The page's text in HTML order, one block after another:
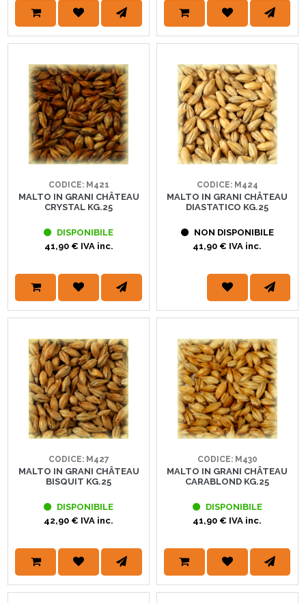
CODICE: M421
MALTO IN GRANI CHÂTEAU
CRYSTAL KG.25
DISPONIBILE
41,90 € IVA inc.
CODICE: M424
MALTO IN GRANI CHÂTEAU
DIASTATICO KG.25
NON DISPONIBILE
41,90 € IVA inc.
CODICE: M427
MALTO IN GRANI CHÂTEAU
BISQUIT KG.25
DISPONIBILE
42,90 € IVA inc.
CODICE: M430
MALTO IN GRANI CHÂTEAU
CARABLOND KG.25
DISPONIBILE
41,90 € IVA inc.